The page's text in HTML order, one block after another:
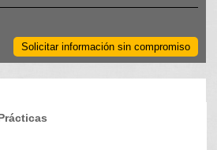
Solicitar información sin compromiso